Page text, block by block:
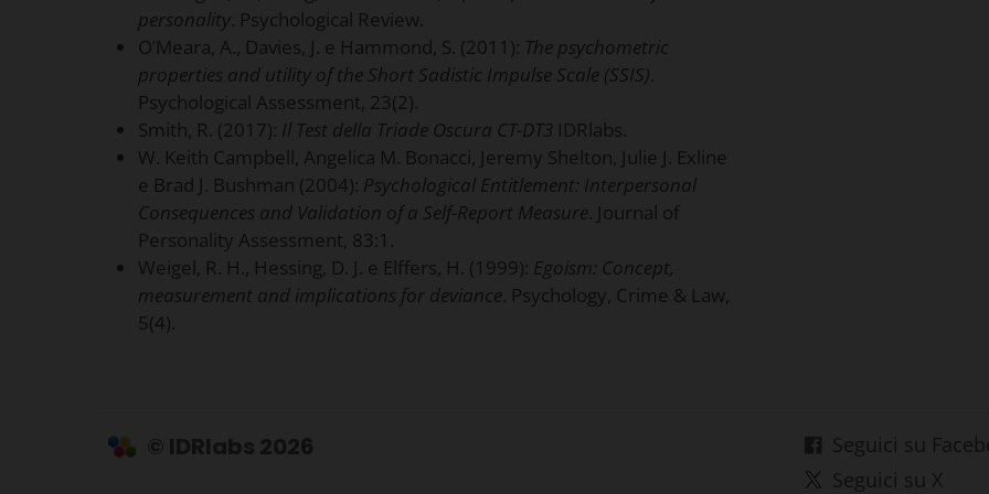
personality. Psychological Review.
O’Meara, A., Davies, J. e Hammond, S. (2011): The psychometric
properties and utility of the Short Sadistic Impulse Scale (SSIS).
Psychological Assessment, 23(2).
Smith, R. (2017): Il Test della Triade Oscura CT-DT3 IDRlabs.
W. Keith Campbell, Angelica M. Bonacci, Jeremy Shelton, Julie J. Exline
e Brad J. Bushman (2004): Psychological Entitlement: Interpersonal
Consequences and Validation of a Self-Report Measure. Journal of
Personality Assessment, 83:1.
Weigel, R. H., Hessing, D. J. e Elffers, H. (1999): Egoism: Concept,
measurement and implications for deviance. Psychology, Crime & Law,
5(4).
Seguici su
Seguici su X